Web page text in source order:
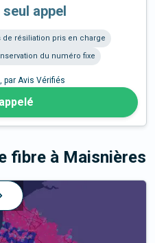
appel
de résiliation pris en charge
du numéro fixe
par Avis Vérifiés
fibre à Maisnières